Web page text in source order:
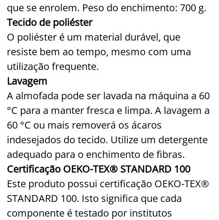
que se enrolem. Peso do enchimento: 700 g.
Tecido de poliéster
O poliéster é um material durável, que
resiste bem ao tempo, mesmo com uma
utilização frequente.
Lavagem
A almofada pode ser lavada na máquina a 60
°C para a manter fresca e limpa. A lavagem a
60 °C ou mais removerá os ácaros
indesejados do tecido. Utilize um detergente
adequado para o enchimento de fibras.
Certificação OEKO-TEX® STANDARD 100
Este produto possui certificação OEKO-TEX®
STANDARD 100. Isto significa que cada
componente é testado por institutos